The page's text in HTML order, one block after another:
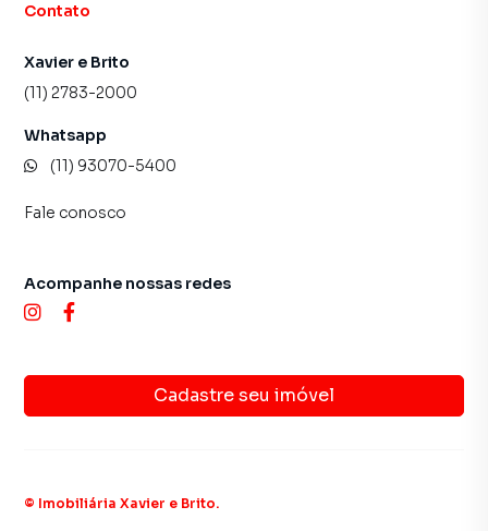
Contato
Xavier e Brito
(11) 2783-2000
Whatsapp
(11) 93070-5400
Fale conosco
Cadastre seu imóvel
Acompanhe nossas redes
© Imobiliária Xavier e Brito.